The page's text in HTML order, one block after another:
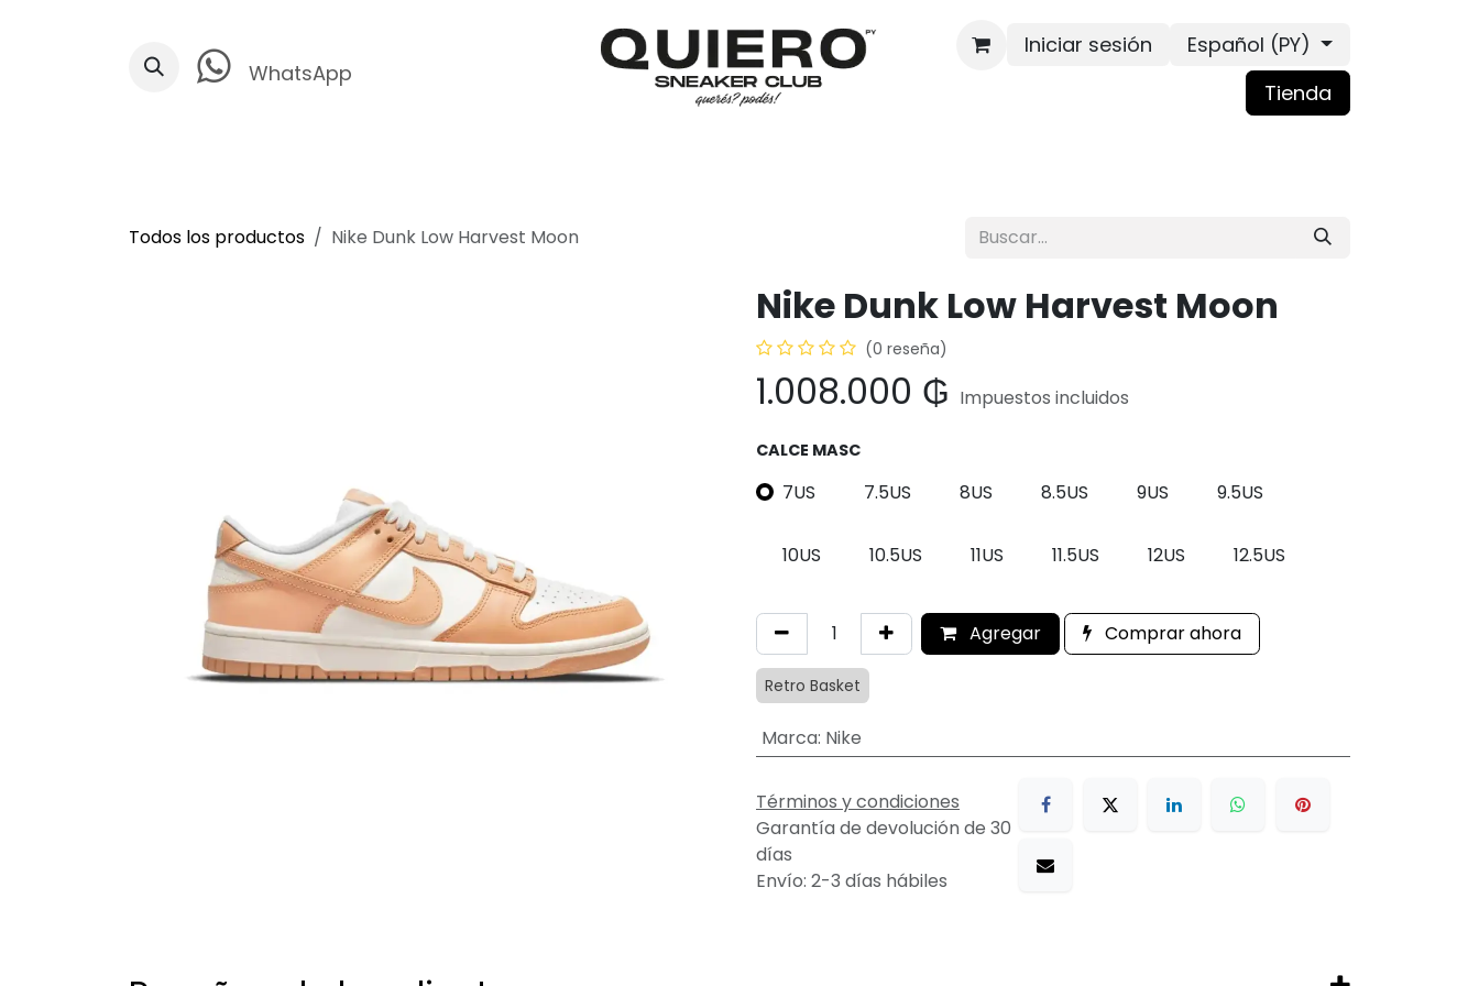
WhatsApp
Iniciar sesión
Español (PY)
Tienda
Todos los productos Nike Dunk Low Harvest Moon
Nike Dunk Low Harvest Moon
(0 reseña)
1.008.000 ₲ Impuestos incluidos
CALCE MASC
7US 7.5US 8US 8.5US 9US 9.5US
10US 10.5US 11US 11.5US 12US 12.5US
Agregar Comprar ahora
Retro Basket
Marca: Nike
Términos y condiciones
Garantía de devolución de 30
días
Envío: 2-3 días hábiles